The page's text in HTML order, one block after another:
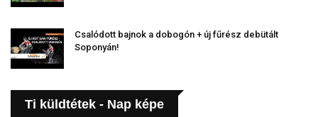
Csalódott bajnok a dobogón + új fűrész debütált
Soponyán!
Ti küldtétek - Nap képe